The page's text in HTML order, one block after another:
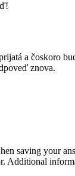
a čoskoro
znova.
saving your
Additional